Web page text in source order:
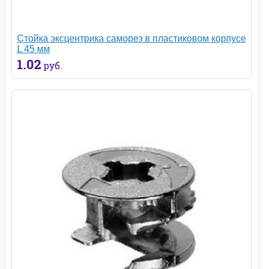
Стойка эксцентрика саморез в пластиковом корпусе
L 45 мм
1.02 руб.